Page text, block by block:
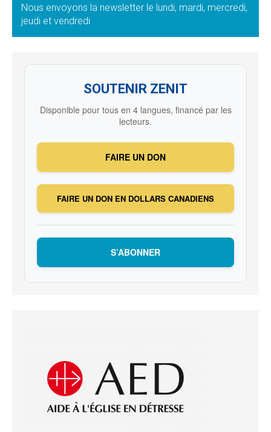
Nous envoyons la newsletter le lundi, mardi, mercredi,
jeudi et vendredi
SOUTENIR ZENIT
Disponible pour tous en 4 langues, financé par les
lecteurs.
FAIRE UN DON
FAIRE UN DON EN DOLLARS CANADIENS
S’ABONNER